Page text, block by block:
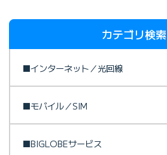
カテゴリ検索
■インターネット／光回線
■モバイル／SIM
■BIGLOBEサービス